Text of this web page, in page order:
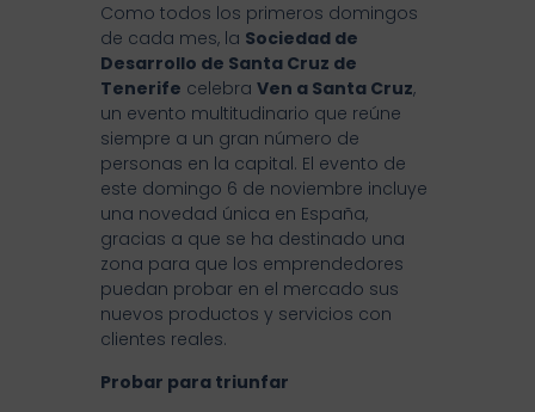
Como todos los primeros domingos
de cada mes, la Sociedad de
Desarrollo de Santa Cruz de
Tenerife celebra Ven a Santa Cruz,
un evento multitudinario que reúne
siempre a un gran número de
personas en la capital. El evento de
este domingo 6 de noviembre incluye
una novedad única en España,
gracias a que se ha destinado una
zona para que los emprendedores
puedan probar en el mercado sus
nuevos productos y servicios con
clientes reales.
Probar para triunfar